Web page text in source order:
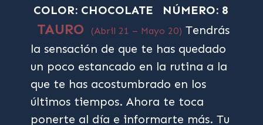
COLOR: CHOCOLATE
NÚMERO: 8
TAURO (Abril 21 – Mayo 20) Tendrás
la sensación de que te has quedado
un poco estancado en la rutina a la
que te has acostumbrado en los
últimos tiempos. Ahora te toca
ponerte al día e informarte más. Tu